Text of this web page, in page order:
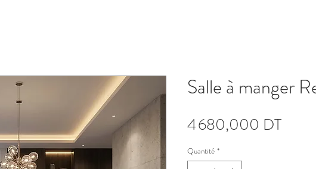
Salle à manger
4 680,000 DTPrix
Quantité *